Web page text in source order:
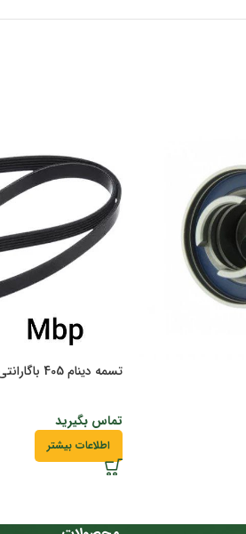
تسمه دینام 405 باگارانتی
تماس بگیرید
اطلاعات بیشتر